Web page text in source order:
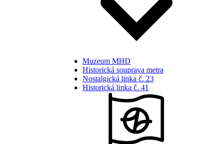
Muzeum MHD
Historická souprava metra
Nostalgická linka č. 23
Historická linka č. 41